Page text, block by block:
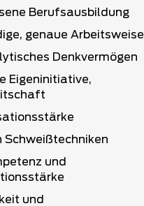
Berufsausbildung
genaue Arbeitsweise
Denkvermögen
Eigeninitiative,
Schweißtechniken
und
und